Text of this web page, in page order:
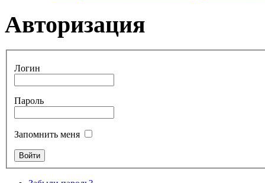
Авторизация
Логин
Пароль
Запомнить меня